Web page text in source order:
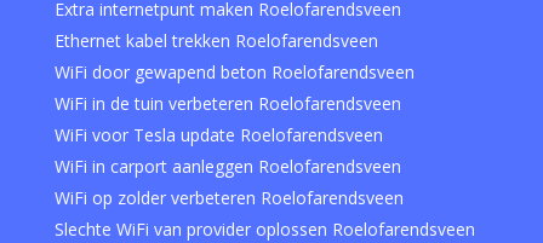
Extra internetpunt maken Roelofarendsveen
Ethernet kabel trekken Roelofarendsveen
WiFi door gewapend beton Roelofarendsveen
WiFi in de tuin verbeteren Roelofarendsveen
WiFi voor Tesla update Roelofarendsveen
WiFi in carport aanleggen Roelofarendsveen
WiFi op zolder verbeteren Roelofarendsveen
Slechte WiFi van provider oplossen Roelofarendsveen